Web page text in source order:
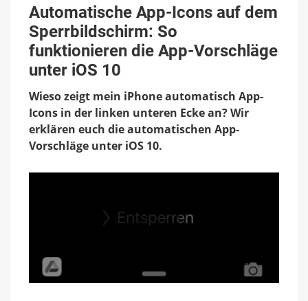
App-
Icons
auf
dem
Sperrbildschirm:
So
die
App-
Vorschläge
iOS
Automatische App-Icons auf dem
Sperrbildschirm: So
funktionieren die App-Vorschläge
unter iOS 10
Wieso zeigt mein iPhone automatisch App-
Icons in der linken unteren Ecke an? Wir
erklären euch die automatischen App-
Vorschläge unter iOS 10.